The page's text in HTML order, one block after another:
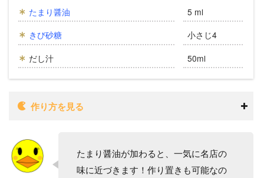
たまり醤油
きび砂糖
だし汁
5 ml
小さじ4
50ml
作り方を見る
たまり醤油が加わると、一気に名店の
味に近づきます！作り置きも可能なの